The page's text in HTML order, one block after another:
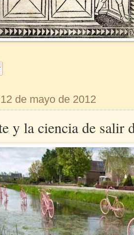
de mayo de 2012
y la ciencia de salir